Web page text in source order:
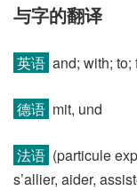
与字的翻译
英语 and; with; to;
德语 mit, und
法语 (particule
s’allier, aider,